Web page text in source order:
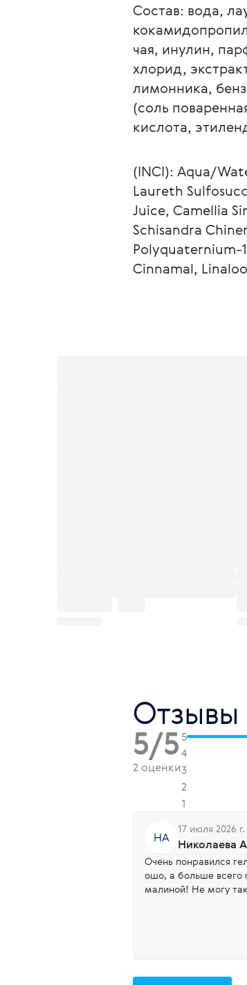
Состав: вода,
чая, инулин,
хлорид,
лимонника,
(соль
кислота,
(INCI): Aqua/
Laureth
Juice, Camellia
Schisandra
Polyquaternium-
Cinnamal,
Отзывы
5/5
2 оценки
5
4
3
2
1
НА
17 июля 2026 г.
Николаева
Очень понравился
ошо, а больше всего
малиной! Не могу